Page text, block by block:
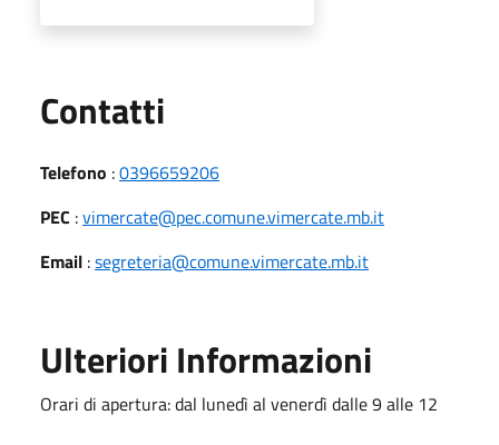
Contatti
Telefono :0396659206
PEC :vimercate@pec.comune.vimercate.mb.it
Email :segreteria@comune.vimercate.mb.it
Ulteriori Informazioni
Orari di apertura: dal lunedì al venerdì dalle 9 alle 12